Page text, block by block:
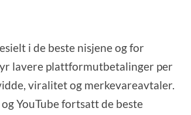
i de beste nisjene og for
lavere plattformutbetalinger per
viralitet og merkevareavtaler.
YouTube fortsatt de beste